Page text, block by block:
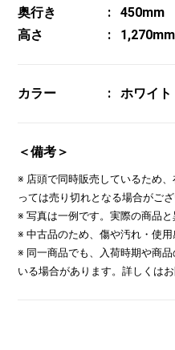
奥行き
450mm
高さ
1,270mm
カラー ホワイト
＜備考＞
※ 店頭で同時販売しているため
っては売り切れとなる場合がご
※ 写真は一例です。実際の商品と
※ 中古品のため、傷や汚れ・使用
※ 同一商品でも、入荷時期や商
いる場合があります。詳しくは